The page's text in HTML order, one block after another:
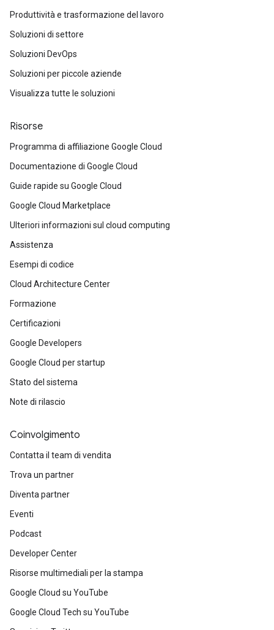
Produttività e trasformazione del lavoro
Soluzioni di settore
Soluzioni DevOps
Soluzioni per piccole aziende
Visualizza tutte le soluzioni
Risorse
Programma di affiliazione Google Cloud
Documentazione di Google Cloud
Guide rapide su Google Cloud
Google Cloud Marketplace
Ulteriori informazioni sul cloud computing
Assistenza
Esempi di codice
Cloud Architecture Center
Formazione
Certificazioni
Google Developers
Google Cloud per startup
Stato del sistema
Note di rilascio
Coinvolgimento
Contatta il team di vendita
Trova un partner
Diventa partner
Eventi
Podcast
Developer Center
Risorse multimediali per la stampa
Google Cloud su YouTube
Google Cloud Tech su YouTube